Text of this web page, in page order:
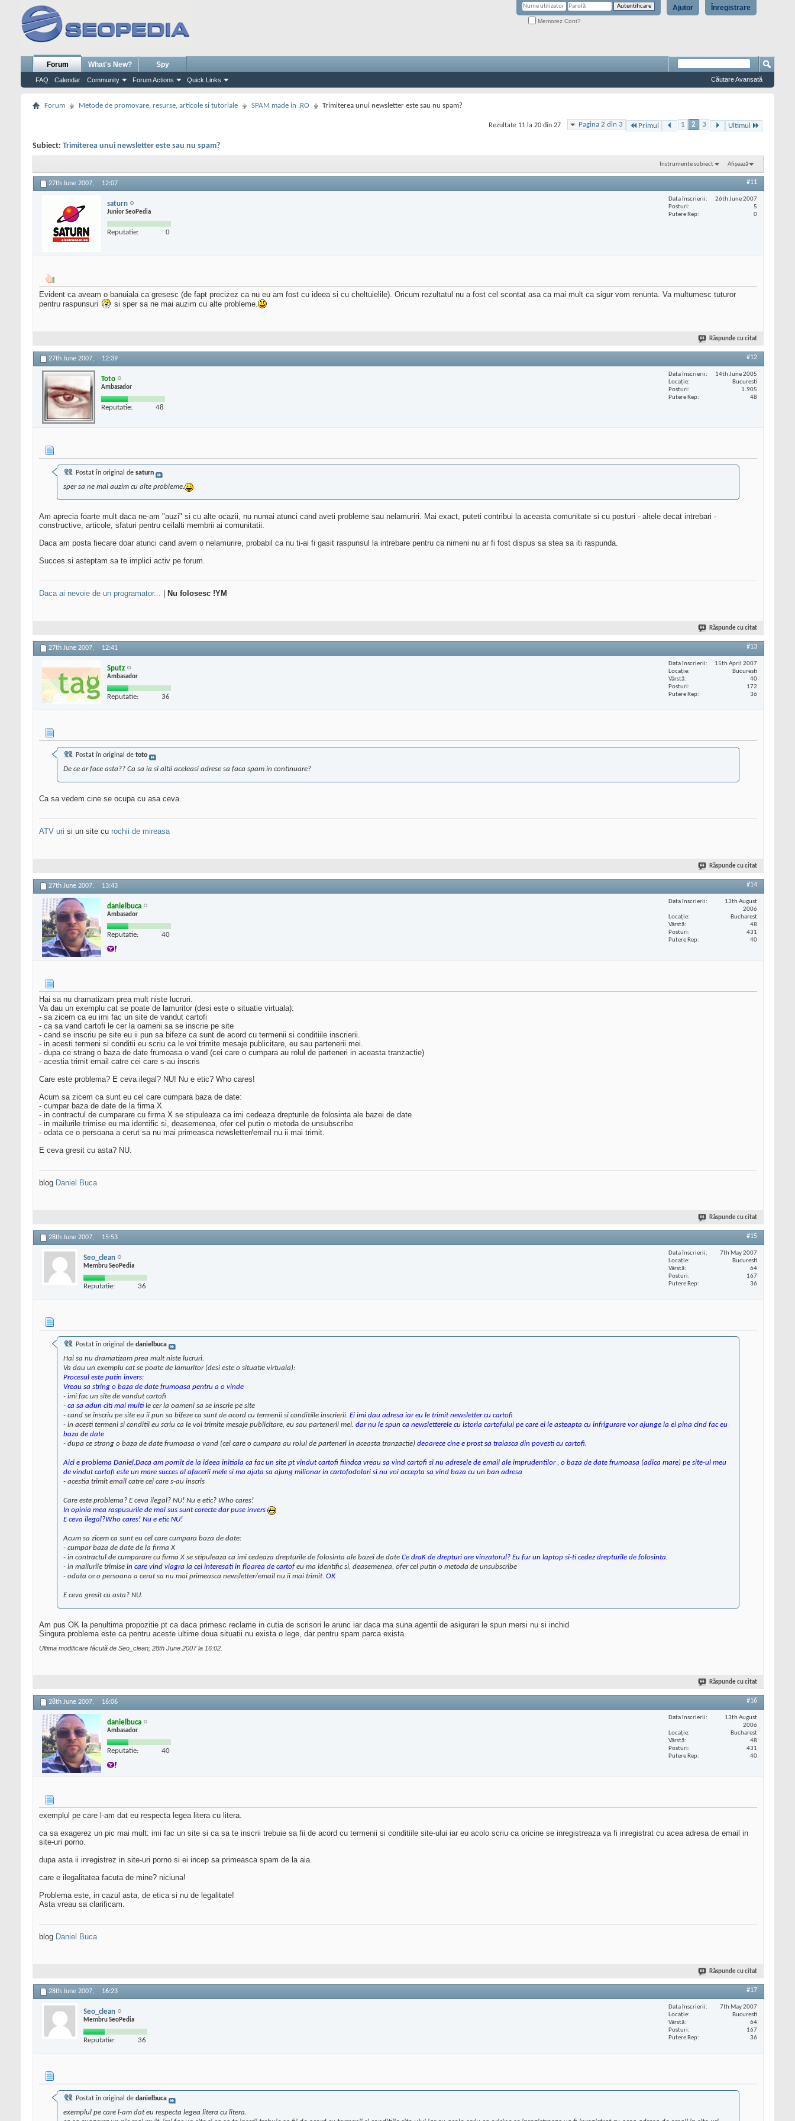
Înregistrare
Ajutor
Memorez Cont?
Forum
FAQ Calendar Community Forum Actions Quick Links
What's New? Spy
Căutare Avansată
Forum Metode de promovare, resurse, articole si tutoriale SPAM made in .RO Trimiterea unui newsletter este sau nu spam?
Pagina 2 din 3 Primul 1 2 3 Ultimul
Rezultate 11 la 20 din 27
Subiect: Trimiterea unui newsletter este sau nu spam?
Instrumente subiect Afișează
27th June 2007, 12:07 #11
saturn
Junior SeoPedia
Reputatie: 0
Data înscrierii
26th June 2007
Posturi
5
Putere Rep
0
Evident ca aveam o banuiala ca gresesc (de fapt precizez ca nu eu am fost cu ideea si cu cheltuielile). Oricum rezultatul nu a fost cel scontat asa ca mai mult ca sigur vom renunta. Va multumesc tuturor
pentru raspunsuri
si sper sa ne mai auzim cu alte probleme.
Răspunde cu citat
27th June 2007, 12:39 #12
Toto
Ambasador
Reputatie: 48
Data înscrierii
14th June 2005
Locaţie
Bucuresti
Posturi
1.905
Putere Rep
48
Postat în original de saturn
sper sa ne mai auzim cu alte probleme.
Am aprecia foarte mult daca ne-am "auzi" si cu alte ocazii, nu numai atunci cand aveti probleme sau nelamuriri. Mai exact, puteti contribui la aceasta comunitate si cu posturi - altele decat intrebari -
constructive, articole, sfaturi pentru ceilalti membrii ai comunitatii.
Daca am posta fiecare doar atunci cand avem o nelamurire, probabil ca nu ti-ai fi gasit raspunsul la intrebare pentru ca nimeni nu ar fi fost dispus sa stea sa iti raspunda.
Succes si asteptam sa te implici activ pe forum.
Daca ai nevoie de un programator... Nu folosesc !YM
Răspunde cu citat
27th June 2007, 12:41 #13
Sputz
Ambasador
Reputatie: 36
Data înscrierii
15th April 2007
Locaţie
Bucuresti
Vârstă
40
Posturi
172
Putere Rep
36
Postat în original de toto
De ce ar face asta?? Ca sa ia si altii aceleasi adrese sa faca spam in continuare?
Ca sa vedem cine se ocupa cu asa ceva.
ATV uri si un site cu rochii de mireasa
Răspunde cu citat
27th June 2007, 13:43 #14
danielbuca
Ambasador
Reputatie: 40
Data înscrierii
13th August
2006
Locaţie
Bucharest
Vârstă
48
Posturi
431
Putere Rep
40
Hai sa nu dramatizam prea mult niste lucruri.
Va dau un exemplu cat se poate de lamuritor (desi este o situatie virtuala):
- sa zicem ca eu imi fac un site de vandut cartofi
- ca sa vand cartofi le cer la oameni sa se inscrie pe site
- cand se inscriu pe site eu ii pun sa bifeze ca sunt de acord cu termenii si conditiile inscrierii.
- in acesti termeni si conditii eu scriu ca le voi trimite mesaje publicitare, eu sau partenerii mei.
- dupa ce strang o baza de date frumoasa o vand (cei care o cumpara au rolul de parteneri in aceasta tranzactie)
- acestia trimit email catre cei care s-au inscris
Care este problema? E ceva ilegal? NU! Nu e etic? Who cares!
Acum sa zicem ca sunt eu cel care cumpara baza de date:
- cumpar baza de date de la firma X
- in contractul de cumparare cu firma X se stipuleaza ca imi cedeaza drepturile de folosinta ale bazei de date
- in mailurile trimise eu ma identific si, deasemenea, ofer cel putin o metoda de unsubscribe
- odata ce o persoana a cerut sa nu mai primeasca newsletter/email nu ii mai trimit.
E ceva gresit cu asta? NU.
blog Daniel Buca
Răspunde cu citat
28th June 2007, 15:53 #15
Seo_clean
Membru SeoPedia
Reputatie: 36
Data înscrierii
7th May 2007
Locaţie
Bucuresti
Vârstă
64
Posturi
167
Putere Rep
36
Postat în original de danielbuca
Hai sa nu dramatizam prea mult niste lucruri.
Va dau un exemplu cat se poate de lamuritor (desi este o situatie virtuala):
Procesul este putin invers:
Vreau sa string o baza de date frumoasa pentru a o vinde
- imi fac un site de vandut cartofi
- ca sa adun citi mai multi le cer la oameni sa se inscrie pe site
- cand se inscriu pe site eu ii pun sa bifeze ca sunt de acord cu termenii si conditiile inscrierii. Ei imi dau adresa iar eu le trimit newsletter cu cartofi
- in acesti termeni si conditii eu scriu ca le voi trimite mesaje publicitare, eu sau partenerii mei. dar nu le spun ca newsletterele cu istoria cartofului pe care ei le asteapta cu infrigurare vor ajunge la ei pina cind fac eu
baza de date
- dupa ce strang o baza de date frumoasa o vand (cei care o cumpara au rolul de parteneri in aceasta tranzactie) deoarece cine e prost sa traiasca din povesti cu cartofi.
Aici e problema Daniel.Daca am pornit de la ideea initiala ca fac un site pt vindut cartofi fiindca vreau sa vind cartofi si nu adresele de email ale imprudentilor , o baza de date frumoasa (adica mare) pe site-ul meu
de vindut cartofi este un mare succes al afacerii mele si ma ajuta sa ajung milionar in cartofodolari si nu voi accepta sa vind baza cu un ban adresa
- acestia trimit email catre cei care s-au inscris
Care este problema? E ceva ilegal? NU! Nu e etic? Who cares!
In opinia mea raspusurile de mai sus sunt corecte dar puse invers
E ceva ilegal?Who cares! Nu e etic NU!
Acum sa zicem ca sunt eu cel care cumpara baza de date:
- cumpar baza de date de la firma X
- in contractul de cumparare cu firma X se stipuleaza ca imi cedeaza drepturile de folosinta ale bazei de date Ce draK de drepturi are vinzatorul? Eu fur un laptop si-ti cedez drepturile de folosinta.
- in mailurile trimise in care vind viagra la cei interesati in floarea de cartof eu ma identific si, deasemenea, ofer cel putin o metoda de unsubscribe
- odata ce o persoana a cerut sa nu mai primeasca newsletter/email nu ii mai trimit. OK
E ceva gresit cu asta? NU.
Am pus OK la penultima propozitie pt ca daca primesc reclame in cutia de scrisori le arunc iar daca ma suna agentii de asigurari le spun mersi nu si inchid
Singura problema este ca pentru aceste ultime doua situatii nu exista o lege, dar pentru spam parca exista.
Ultima modificare făcută de Seo_clean; 28th June 2007 la 16:02
Răspunde cu citat
28th June 2007, 16:06 #16
danielbuca
Ambasador
Reputatie: 40
Data înscrierii
13th August
2006
Locaţie
Bucharest
Vârstă
48
Posturi
431
Putere Rep
40
exemplul pe care l-am dat eu respecta legea litera cu litera.
ca sa exagerez un pic mai mult: imi fac un site si ca sa te inscrii trebuie sa fii de acord cu termenii si conditiile site-ului iar eu acolo scriu ca oricine se inregistreaza va fi inregistrat cu acea adresa de email in
site-uri porno.
dupa asta ii inregistrez in site-uri porno si ei incep sa primeasca spam de la aia.
care e ilegalitatea facuta de mine? niciuna!
Problema este, in cazul asta, de etica si nu de legalitate!
Asta vreau sa clarificam.
blog Daniel Buca
Răspunde cu citat
28th June 2007, 16:23 #17
Seo_clean
Membru SeoPedia
Reputatie: 36
Data înscrierii
7th May 2007
Locaţie
Bucuresti
Vârstă
64
Posturi
167
Putere Rep
36
Postat în original de danielbuca
exemplul pe care l-am dat eu respecta legea litera cu litera.